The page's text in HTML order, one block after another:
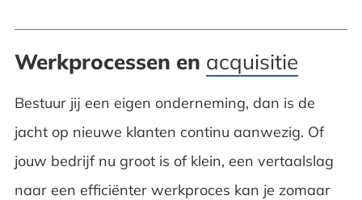
Werkprocessen en acquisitie
Bestuur jij een eigen onderneming, dan is de
jacht op nieuwe klanten continu aanwezig. Of
jouw bedrijf nu groot is of klein, een vertaalslag
naar een efficiënter werkproces kan je zomaar